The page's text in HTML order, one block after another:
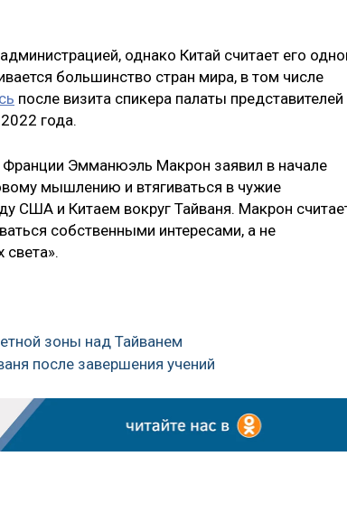
однако Китай считает его
большинство стран мира, в том числе
после визита спикера палаты представителей
года.
Франции Эмманюэль Макрон заявил в начале
мышлению и втягиваться в чужие
США и Китаем вокруг Тайваня. Макрон
собственными интересами, а не
света».
зоны над Тайванем
после завершения учений